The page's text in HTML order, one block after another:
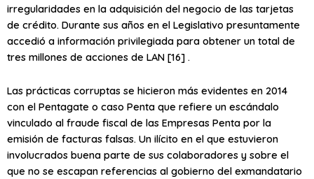
irregularidades en la adquisición del negocio de las tarjetas
de crédito. Durante sus años en el Legislativo presuntamente
accedió a información privilegiada para obtener un total de
tres millones de acciones de LAN [16] .
Las prácticas corruptas se hicieron más evidentes en 2014
con el Pentagate o caso Penta que refiere un escándalo
vinculado al fraude fiscal de las Empresas Penta por la
emisión de facturas falsas. Un ilícito en el que estuvieron
involucrados buena parte de sus colaboradores y sobre el
que no se escapan referencias al gobierno del exmandatario